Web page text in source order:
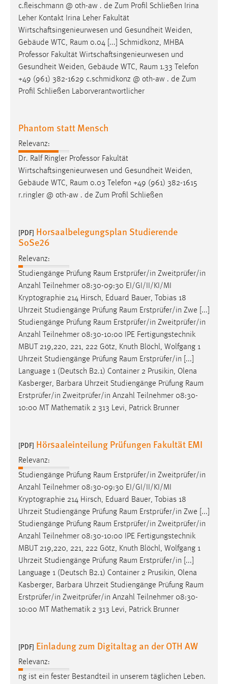
c.fleischmann @ oth-aw . de Zum Profil Schließen Irina
Leher Kontakt Irina Leher Fakultät
Wirtschaftsingenieurwesen und Gesundheit Weiden,
Gebäude WTC, Raum 0.04 [...] Schmidkonz, MHBA
Professor Fakultät Wirtschaftsingenieurwesen und
Gesundheit Weiden, Gebäude WTC, Raum 1.33 Telefon
+49 (961) 382-1629 c.schmidkonz @ oth-aw . de Zum
Profil Schließen Laborverantwortlicher
Phantom statt Mensch
Relevanz:
Dr. Ralf Ringler Professor Fakultät
Wirtschaftsingenieurwesen und Gesundheit Weiden,
Gebäude WTC, Raum 0.03 Telefon +49 (961) 382-1615
r.ringler @ oth-aw . de Zum Profil Schließen
[PDF] Horsaalbelegungsplan Studierende
SoSe26
Relevanz:
Studiengänge Prüfung Raum Erstprüfer/in Zweitprüfer/in
Anzahl Teilnehmer 08:30-09:30 EI/GI/II/KI/MI
Kryptographie 214 Hirsch, Eduard Bauer, Tobias 18
Uhrzeit Studiengänge Prüfung Raum Erstprüfer/in Zwe [...]
Studiengänge Prüfung Raum Erstprüfer/in Zweitprüfer/in
Anzahl Teilnehmer 08:30-10:00 IPE Fertigungstechnik
MBUT 219,220, 221, 222 Götz, Knuth Blöchl, Wolfgang 1
Uhrzeit Studiengänge Prüfung Raum Erstprüfer/in [...]
Language 1 (Deutsch B2.1) Container 2 Prusikin, Olena
Kasberger, Barbara Uhrzeit Studiengänge Prüfung Raum
Erstprüfer/in Zweitprüfer/in Anzahl Teilnehmer 08:30-
10:00 MT Mathematik 2 313 Levi, Patrick Brunner
[PDF] Hörsaaleinteilung Prüfungen Fakultät EMI
Relevanz:
Studiengänge Prüfung Raum Erstprüfer/in Zweitprüfer/in
Anzahl Teilnehmer 08:30-09:30 EI/GI/II/KI/MI
Kryptographie 214 Hirsch, Eduard Bauer, Tobias 18
Uhrzeit Studiengänge Prüfung Raum Erstprüfer/in Zwe [...]
Studiengänge Prüfung Raum Erstprüfer/in Zweitprüfer/in
Anzahl Teilnehmer 08:30-10:00 IPE Fertigungstechnik
MBUT 219,220, 221, 222 Götz, Knuth Blöchl, Wolfgang 1
Uhrzeit Studiengänge Prüfung Raum Erstprüfer/in [...]
Language 1 (Deutsch B2.1) Container 2 Prusikin, Olena
Kasberger, Barbara Uhrzeit Studiengänge Prüfung Raum
Erstprüfer/in Zweitprüfer/in Anzahl Teilnehmer 08:30-
10:00 MT Mathematik 2 313 Levi, Patrick Brunner
[PDF] Einladung zum Digitaltag an der OTH AW
Relevanz:
ng ist ein fester Bestandteil in unserem täglichen Leben.